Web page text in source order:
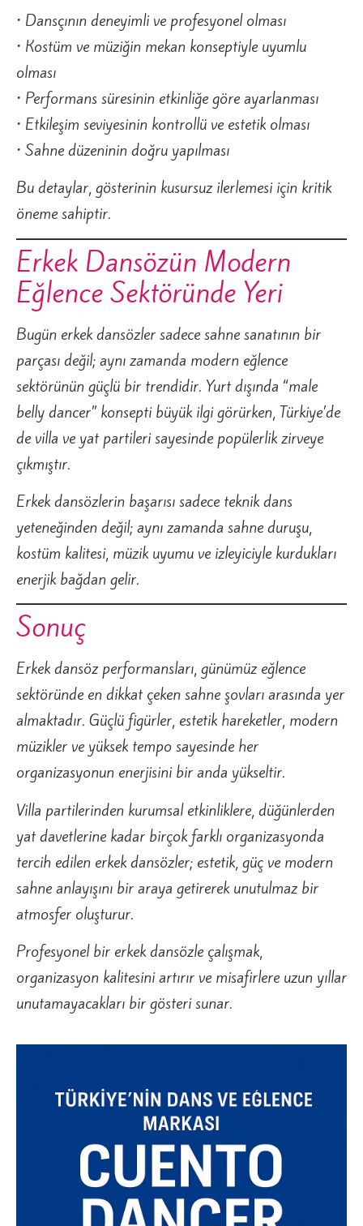
• Dansçının deneyimli ve profesyonel olması
• Kostüm ve müziğin mekan konseptiyle uyumlu
olması
• Performans süresinin etkinliğe göre ayarlanması
• Etkileşim seviyesinin kontrollü ve estetik olması
• Sahne düzeninin doğru yapılması
Bu detaylar, gösterinin kusursuz ilerlemesi için kritik
öneme sahiptir.
Erkek Dansözün Modern
Eğlence Sektöründe Yeri
Bugün erkek dansözler sadece sahne sanatının bir
parçası değil; aynı zamanda modern eğlence
sektörünün güçlü bir trendidir. Yurt dışında “male
belly dancer” konsepti büyük ilgi görürken, Türkiye’de
de villa ve yat partileri sayesinde popülerlik zirveye
çıkmıştır.
Erkek dansözlerin başarısı sadece teknik dans
yeteneğinden değil; aynı zamanda sahne duruşu,
kostüm kalitesi, müzik uyumu ve izleyiciyle kurdukları
enerjik bağdan gelir.
Sonuç
Erkek dansöz performansları, günümüz eğlence
sektöründe en dikkat çeken sahne şovları arasında yer
almaktadır. Güçlü figürler, estetik hareketler, modern
müzikler ve yüksek tempo sayesinde her
organizasyonun enerjisini bir anda yükseltir.
Villa partilerinden kurumsal etkinliklere, düğünlerden
yat davetlerine kadar birçok farklı organizasyonda
tercih edilen erkek dansözler; estetik, güç ve modern
sahne anlayışını bir araya getirerek unutulmaz bir
atmosfer oluşturur.
Profesyonel bir erkek dansözle çalışmak,
organizasyon kalitesini artırır ve misafirlere uzun yıllar
unutamayacakları bir gösteri sunar.